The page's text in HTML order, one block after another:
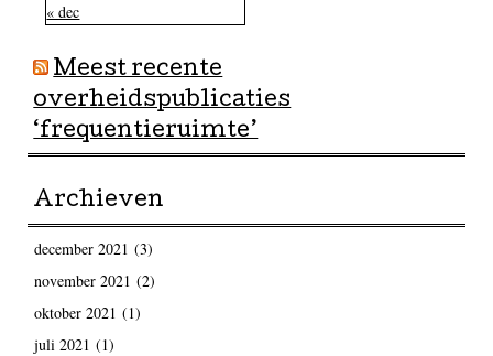
« dec
Meest recente
overheidspublicaties
‘frequentieruimte’
Archieven
december 2021 (3)
november 2021 (2)
oktober 2021 (1)
juli 2021 (1)